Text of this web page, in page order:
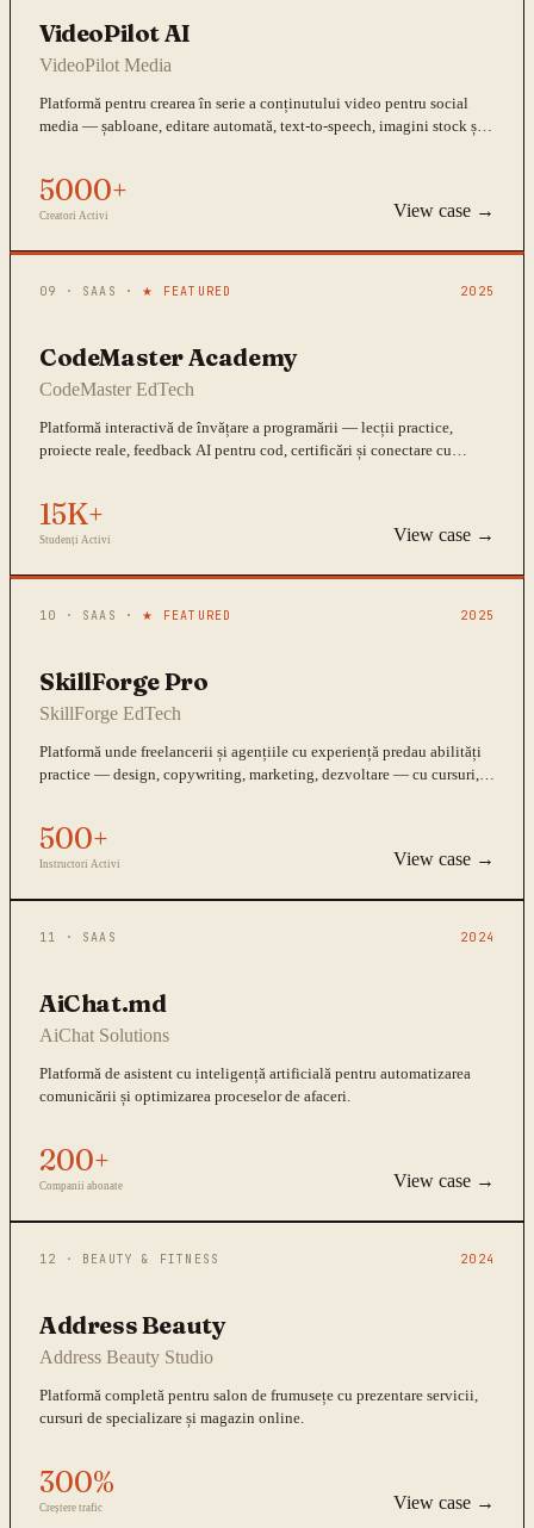
VideoPilot AI
VideoPilot Media
Platformă pentru crearea în serie a conținutului video pentru social
media — șabloane, editare automată, text-to-speech, imagini stock și
5000+
Creatori Activi View case →
09 · SAAS · ★ FEATURED 2025
CodeMaster Academy
CodeMaster EdTech
Platformă interactivă de învățare a programării — lecții practice,
proiecte reale, feedback AI pentru cod, certificări și conectare cu
15K+
Studenți Activi View case →
10 · SAAS · ★ FEATURED 2025
SkillForge Pro
SkillForge EdTech
Platformă unde freelancerii și agențiile cu experiență predau abilități
practice — design, copywriting, marketing, dezvoltare — cu cursuri,
500+
Instructori Activi View case →
11 · SAAS 2024
AiChat.md
AiChat Solutions
Platformă de asistent cu inteligență artificială pentru automatizarea
comunicării și optimizarea proceselor de afaceri.
200+
Companii abonate View case →
12 · BEAUTY & FITNESS 2024
Address Beauty
Address Beauty Studio
Platformă completă pentru salon de frumusețe cu prezentare servicii,
cursuri de specializare și magazin online.
300%
Creștere trafic View case →